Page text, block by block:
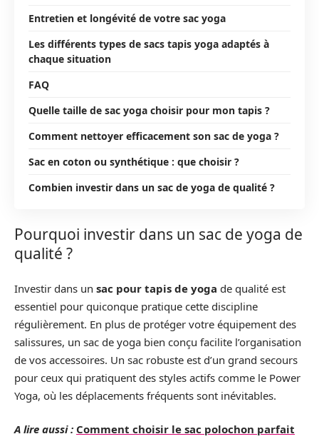
Entretien et longévité de votre sac yoga
Les différents types de sacs tapis yoga adaptés à
chaque situation
FAQ
Quelle taille de sac yoga choisir pour mon tapis ?
Comment nettoyer efficacement son sac de yoga ?
Sac en coton ou synthétique : que choisir ?
Combien investir dans un sac de yoga de qualité ?
Pourquoi investir dans un sac de yoga de
qualité ?
Investir dans un sac pour tapis de yoga de qualité est
essentiel pour quiconque pratique cette discipline
régulièrement. En plus de protéger votre équipement des
salissures, un sac de yoga bien conçu facilite l’organisation
de vos accessoires. Un sac robuste est d’un grand secours
pour ceux qui pratiquent des styles actifs comme le Power
Yoga, où les déplacements fréquents sont inévitables.
A lire aussi : Comment choisir le sac polochon parfait